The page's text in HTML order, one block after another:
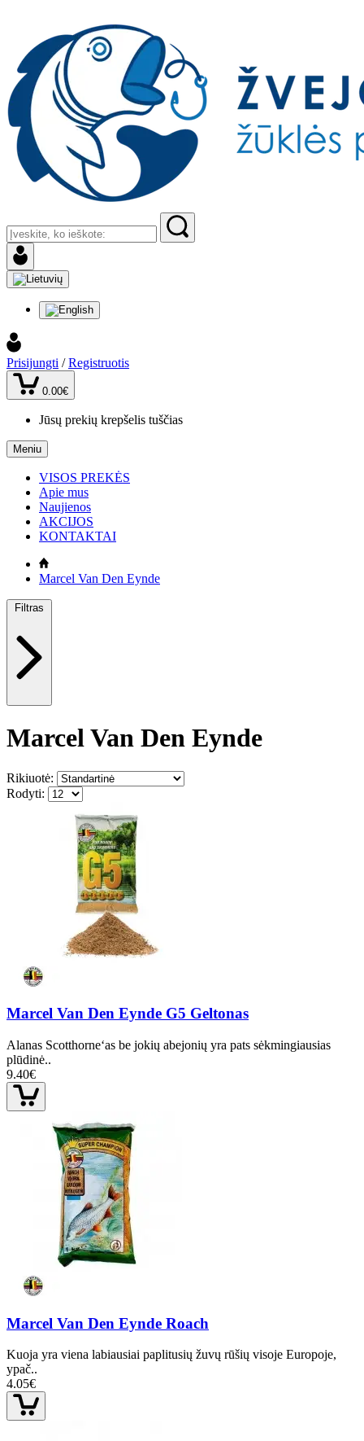
Prisijungti / Registruotis
0.00€
Jūsų prekių krepšelis tuščias
Meniu
VISOS PREKĖS
Apie mus
Naujienos
AKCIJOS
KONTAKTAI
Marcel Van Den Eynde
Filtras
Marcel Van Den Eynde
Rikiuotė:
Rodyti:
Marcel Van Den Eynde G5 Geltonas
Alanas Scotthorne‘as be jokių abejonių yra pats sėkmingiausias
plūdinė..
9.40€
Marcel Van Den Eynde Roach
Kuoja yra viena labiausiai paplitusių žuvų rūšių visoje Europoje,
ypač..
4.05€